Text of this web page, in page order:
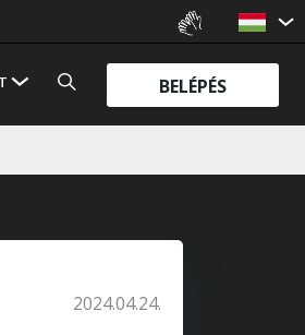
BELÉPÉS
2024.04.24.